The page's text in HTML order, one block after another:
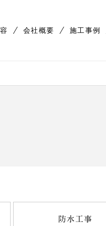
会社概要 施工事例
防水工事